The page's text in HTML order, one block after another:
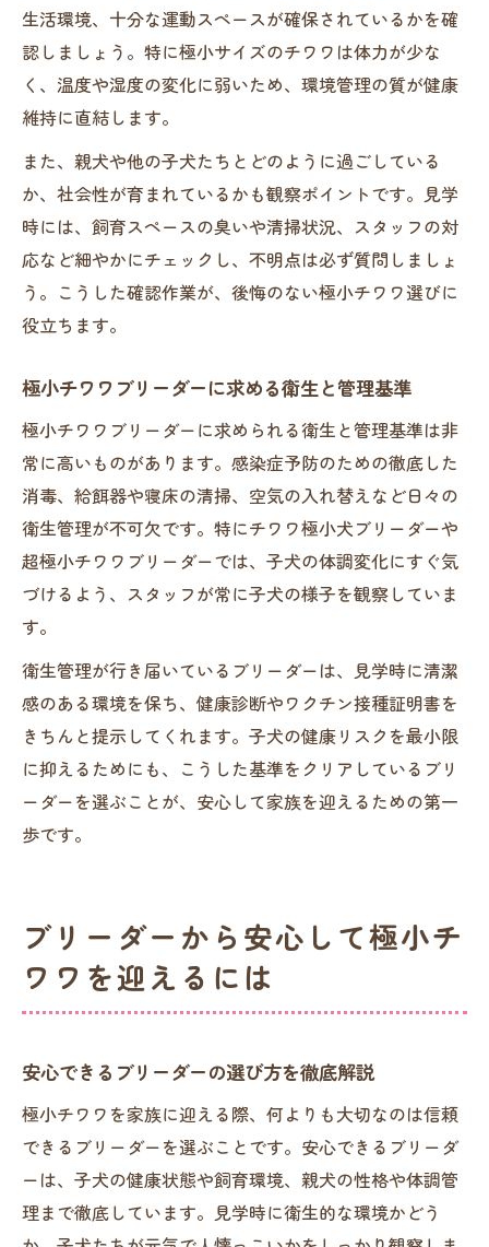
生活環境、十分な運動スペースが確保されているかを確
認しましょう。特に極小サイズのチワワは体力が少な
く、温度や湿度の変化に弱いため、環境管理の質が健康
維持に直結します。
また、親犬や他の子犬たちとどのように過ごしている
か、社会性が育まれているかも観察ポイントです。見学
時には、飼育スペースの臭いや清掃状況、スタッフの対
応など細やかにチェックし、不明点は必ず質問しましょ
う。こうした確認作業が、後悔のない極小チワワ選びに
役立ちます。
極小チワワブリーダーに求める衛生と管理基準
極小チワワブリーダーに求められる衛生と管理基準は非
常に高いものがあります。感染症予防のための徹底した
消毒、給餌器や寝床の清掃、空気の入れ替えなど日々の
衛生管理が不可欠です。特にチワワ極小犬ブリーダーや
超極小チワワブリーダーでは、子犬の体調変化にすぐ気
づけるよう、スタッフが常に子犬の様子を観察していま
す。
衛生管理が行き届いているブリーダーは、見学時に清潔
感のある環境を保ち、健康診断やワクチン接種証明書を
きちんと提示してくれます。子犬の健康リスクを最小限
に抑えるためにも、こうした基準をクリアしているブリ
ーダーを選ぶことが、安心して家族を迎えるための第一
歩です。
ブリーダーから安心して極小チ
ワワを迎えるには
安心できるブリーダーの選び方を徹底解説
極小チワワを家族に迎える際、何よりも大切なのは信頼
できるブリーダーを選ぶことです。安心できるブリーダ
ーは、子犬の健康状態や飼育環境、親犬の性格や体調管
理まで徹底しています。見学時に衛生的な環境かどう